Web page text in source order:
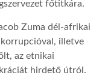
főtitkára.
Zuma dél-afrikai
illetve
az etnikai
hirdető útról.